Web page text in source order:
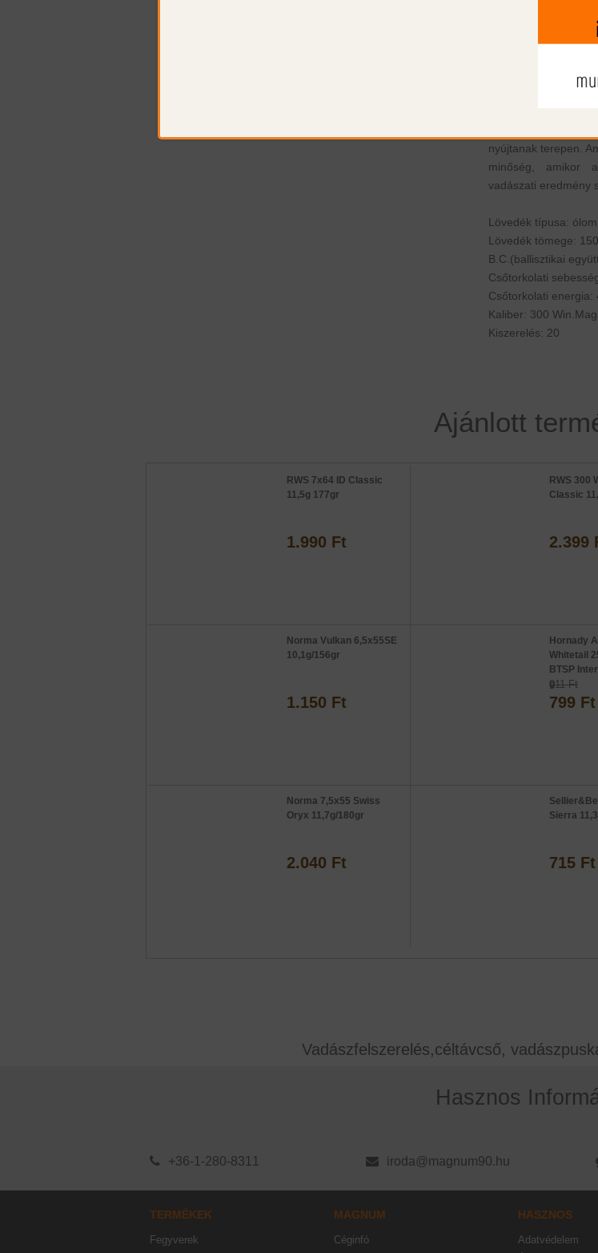
behatolást ér el.
sebességre
lőporral készül,
következetes
fegyverekkel való
nyújtanak terepen.
minőség, amikor
vadászati eredmény
Lövedék típusa:
Lövedék tömege:
B.C.(ballisztikai
Csőtorkolati
Csőtorkolati energia:
Kaliber: 300 Win.Mag
Kiszerelés: 20
Ajánlott
RWS 7x64 ID Classic
11,5g 177gr
1.990 Ft
RWS 300
Classic
2.399
Norma Vulkan 6,5x55SE
10,1g/156gr
1.150 Ft
Hornady
Whitetail
BTSP
g
911 Ft
799 Ft
Norma 7,5x55 Swiss
Oryx 11,7g/180gr
2.040 Ft
Sierra
715 Ft
Vadászfelszerelés,céltávcső,
Hasznos
+36-1-280-8311 iroda@magnum90.hu
TERMÉKEK
Fegyverek
MAGNUM
Céginfó
HASZNOS
Adatvédelem